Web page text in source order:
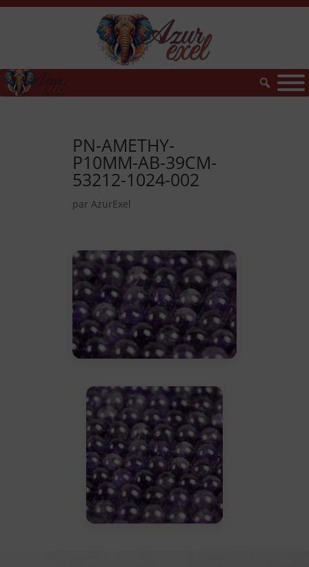
PN-AMETHY-
P10MM-AB-39CM-
53212-1024-002
par AzurExel